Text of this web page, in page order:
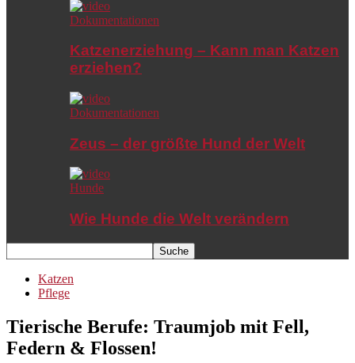
Dokumentationen
Katzenerziehung – Kann man Katzen
erziehen?
Dokumentationen
Zeus – der größte Hund der Welt
Hunde
Wie Hunde die Welt verändern
Katzen
Pflege
Tierische Berufe: Traumjob mit Fell,
Federn & Flossen!